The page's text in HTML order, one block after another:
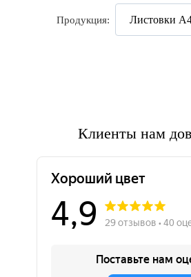
Продукция:
Клиенты нам